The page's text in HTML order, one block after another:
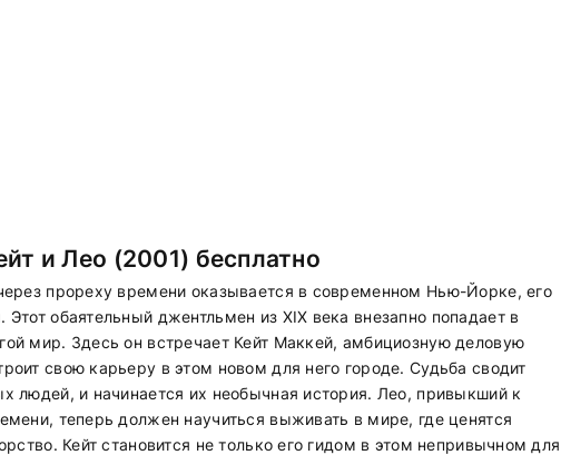
и Лео (2001) бесплатно
прореху времени оказывается в современном Нью-Йорке, его
обаятельный джентльмен из XIX века внезапно попадает в
мир. Здесь он встречает Кейт Маккей, амбициозную деловую
свою карьеру в этом новом для него городе. Судьба сводит
людей, и начинается их необычная история. Лео, привыкший к
теперь должен научиться выживать в мире, где ценятся
Кейт становится не только его гидом в этом непривычном для